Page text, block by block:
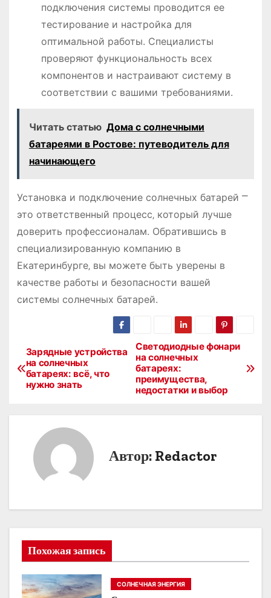
подключения системы проводится ее
тестирование и настройка для
оптимальной работы. Специалисты
проверяют функциональность всех
компонентов и настраивают систему в
соответствии с вашими требованиями.
Читать статью Дома с солнечными
батареями в Ростове: путеводитель для
начинающего
Установка и подключение солнечных батарей ⎻
это ответственный процесс‚ который лучше
доверить профессионалам. Обратившись в
специализированную компанию в
Екатеринбурге‚ вы можете быть уверены в
качестве работы и безопасности вашей
системы солнечных батарей.
Н
а
я
п
Светодиодные фонари
на солнечных
батареях:
преимущества,
недостатки и выбор
Зарядные устройства
на солнечных
батареях: всё, что
нужно знать
Автор: Redactor
Похожая запись
СОЛНЕЧНАЯ ЭНЕРГИЯ